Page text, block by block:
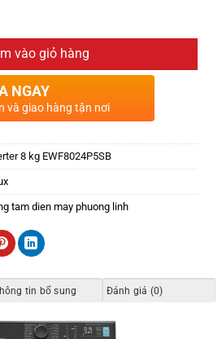
vào giỏ hàng
NGAY
và giao hàng tận nơi
8 kg EWF8024P5SB
tam dien may phuong linh
tin bổ sung Đánh giá (0)